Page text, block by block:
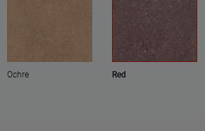
Ochre Red